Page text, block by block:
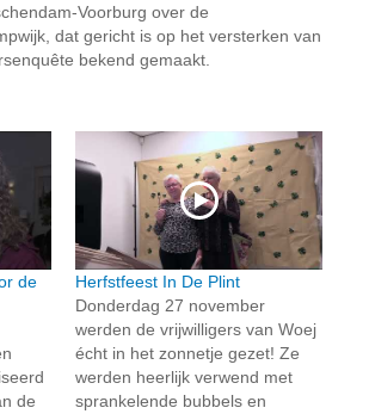
Voorburg over de
dat gericht is op het versterken van
bekend gemaakt.
de
de
Herfstfeest In De Plint
Donderdag 27 november
werden de vrijwilligers van Woej
écht in het zonnetje gezet! Ze
werden heerlijk verwend met
sprankelende bubbels en